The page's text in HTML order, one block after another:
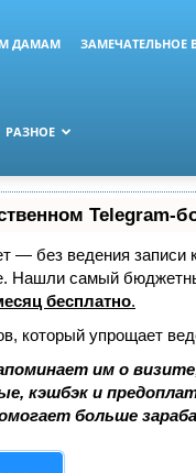
ДАМАМ ЗАМЕЧАТЕЛЬНОЕ
РАЗНОЕ
Telegram-
— без ведения
Нашли самый
бесплатно.
который упрощает
им о
кэшбэк и
больше